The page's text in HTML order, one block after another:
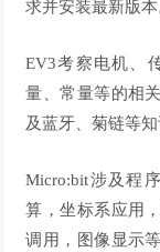
求并安装最新版本
EV3考察电机、
量、常量等的相
及蓝牙、菊链等知
Micro:bit涉及程
算，坐标系应用
调用，图像显示